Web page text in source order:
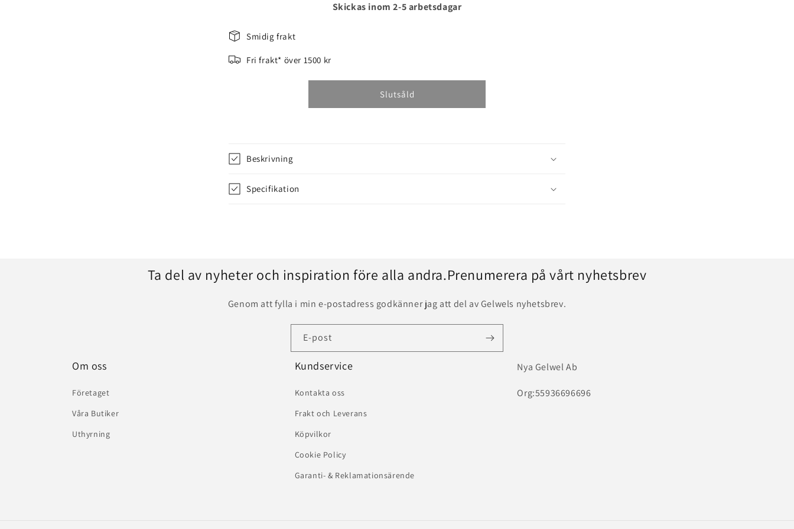
för
för
Skickas inom 2-5 arbetsdagar
Smidig frakt
Fri frakt* över 1500 kr
Slutsåld
Beskrivning
Specifikation
Ta del av nyheter och inspiration före alla andra.Prenumerera på vårt nyhetsbrev
Genom att fylla i min e-postadress godkänner jag att del av Gelwels nyhetsbrev.
E-post
Om oss
Företaget
Våra Butiker
Uthyrning
Kundservice
Kontakta oss
Frakt och Leverans
Köpvilkor
Cookie Policy
Garanti- & Reklamationsärende
Nya Gelwel Ab
Org:55936696696